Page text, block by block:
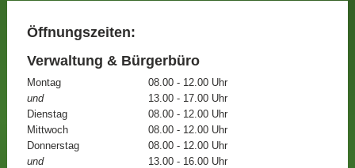
Öffnungszeiten:
Verwaltung & Bürgerbüro
Montag
08.00 - 12.00 Uhr
und
13.00 - 17.00 Uhr
Dienstag
08.00 - 12.00 Uhr
Mittwoch
08.00 - 12.00 Uhr
Donnerstag
08.00 - 12.00 Uhr
und
13.00 - 16.00 Uhr